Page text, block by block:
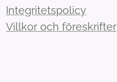
Integritetspolicy
Villkor och föreskrifter